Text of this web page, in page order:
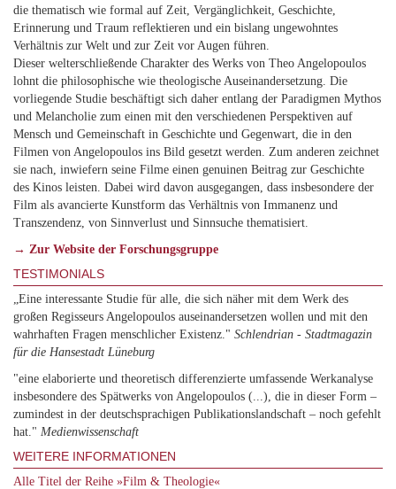
die thematisch wie formal auf Zeit, Vergänglichkeit, Geschichte,
Erinnerung und Traum reflektieren und ein bislang ungewohntes
Verhältnis zur Welt und zur Zeit vor Augen führen.
Dieser welterschließende Charakter des Werks von Theo Angelopoulos
lohnt die philosophische wie theologische Auseinandersetzung. Die
vorliegende Studie beschäftigt sich daher entlang der Paradigmen Mythos
und Melancholie zum einen mit den verschiedenen Perspektiven auf
Mensch und Gemeinschaft in Geschichte und Gegenwart, die in den
Filmen von Angelopoulos ins Bild gesetzt werden. Zum anderen zeichnet
sie nach, inwiefern seine Filme einen genuinen Beitrag zur Geschichte
des Kinos leisten. Dabei wird davon ausgegangen, dass insbesondere der
Film als avancierte Kunstform das Verhältnis von Immanenz und
Transzendenz, von Sinnverlust und Sinnsuche thematisiert.
→ Zur Website der Forschungsgruppe
TESTIMONIALS
„Eine interessante Studie für alle, die sich näher mit dem Werk des
großen Regisseurs Angelopoulos auseinandersetzen wollen und mit den
wahrhaften Fragen menschlicher Existenz." Schlendrian - Stadtmagazin
für die Hansestadt Lüneburg
"eine elaborierte und theoretisch differenzierte umfassende Werkanalyse
insbesondere des Spätwerks von Angelopoulos (...), die in dieser Form –
zumindest in der deutschsprachigen Publikationslandschaft – noch gefehlt
hat." Medienwissenschaft
WEITERE INFORMATIONEN
Alle Titel der Reihe »Film & Theologie«